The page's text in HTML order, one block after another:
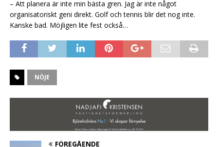
– Att planera är inte min bästa gren. Jag är inte något
organisatoriskt geni direkt. Golf och tennis blir det nog inte.
Kanske bad. Möjligen lite fest också…
NÖJE
FÖREGÅENDE